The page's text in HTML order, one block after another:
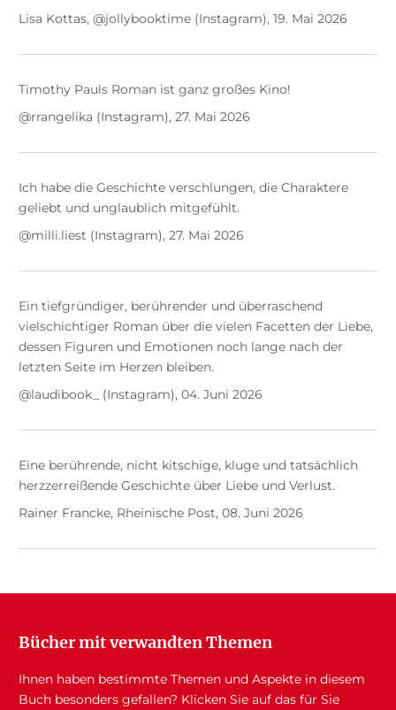
Lisa Kottas, @jollybooktime (Instagram), 19. Mai 2026
Timothy Pauls Roman ist ganz großes Kino!
@rrangelika (Instagram), 27. Mai 2026
Ich habe die Geschichte verschlungen, die Charaktere
geliebt und unglaublich mitgefühlt.
@milli.liest (Instagram), 27. Mai 2026
Ein tiefgründiger, berührender und überraschend
vielschichtiger Roman über die vielen Facetten der Liebe,
dessen Figuren und Emotionen noch lange nach der
letzten Seite im Herzen bleiben.
@laudibook_ (Instagram), 04. Juni 2026
Eine berührende, nicht kitschige, kluge und tatsächlich
herzzerreißende Geschichte über Liebe und Verlust.
Rainer Francke, Rheinische Post, 08. Juni 2026
Bücher mit verwandten Themen
Ihnen haben bestimmte Themen und Aspekte in diesem
Buch besonders gefallen? Klicken Sie auf das für Sie